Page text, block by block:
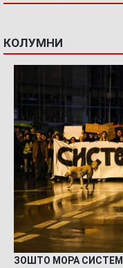
КОЛУМНИ
ЗОШТО МОРА